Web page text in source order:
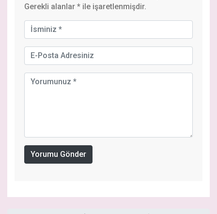
Gerekli alanlar * ile işaretlenmişdir.
Yorumu Gönder